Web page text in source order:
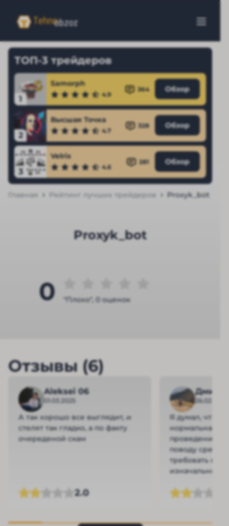
ТОП-3 трейдеров
1
Samorph
4.9
364 Обзор
2
Высшая Точка
4.7
328 Обзор
3
Velrix
4.6
281 Обзор
Главная Рейтинг лучших трейдеров Proxyk_bot
Proxyk_bot
0 "Плохо", 0 оценок
Отзывы (6)
Aleksei 06
01.03.2025
А так хорошо все выглядит, и
стелят так гладко, а по факту
очереденой скам
2.0
26.02.2025
Я думал, что
нормальная.
проведения
поводу
требовать
изначально
разочаровал.